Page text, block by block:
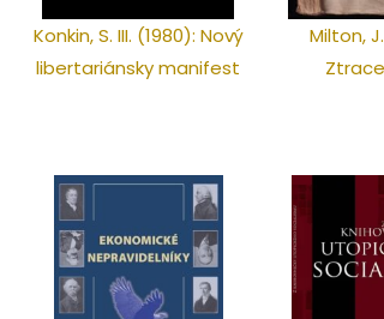
Konkin, S. III. (1980): Nový
libertariánsky manifest
Milton,